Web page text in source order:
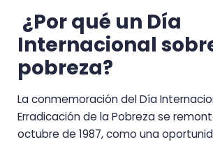
¿Por qué un Día
Internacional
pobreza?
La conmemoración del Día
Erradicación de la Pobreza se
octubre de 1987, como una